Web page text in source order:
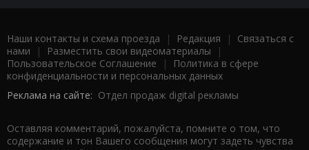
Наши контакты и схема проезда | Редакция | Связаться с
нами | Разместить свои видеоматериалы |
Пользовательское Соглашение |
Политика в сфере
конфиденциальности и персональных данных
Реклама на сайте: Отдел продаж digital рекламы
Оставляя комментарий, пожалуйста, помните о том, что
содержание и тон Вашего сообщения могут задеть чувства